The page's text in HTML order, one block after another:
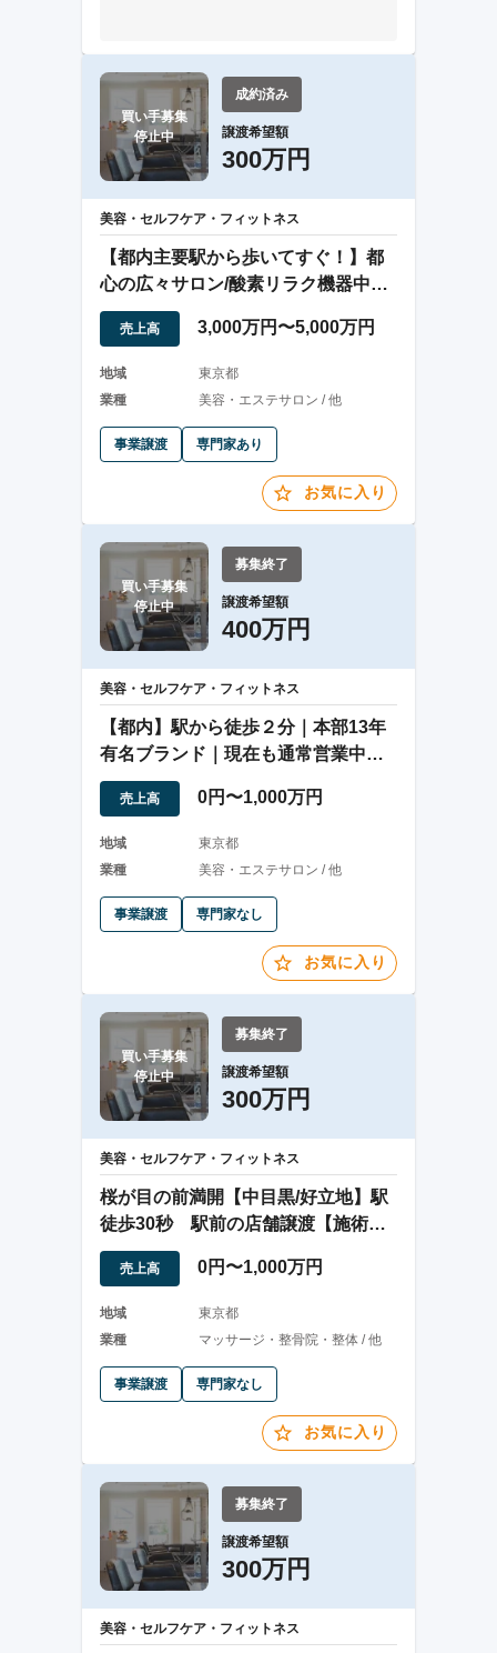
買い手募集
停止中
成約済み
譲渡希望額
300万円
美容・セルフケア・フィットネス
【都内主要駅から歩いてすぐ！】都
心の広々サロン/酸素リラク機器中心
の美容事業
売上高 3,000万円〜5,000万円
地域
東京都
業種
美容・エステサロン / 他
事業譲渡 専門家あり
お気に入り
買い手募集
停止中
募集終了
譲渡希望額
400万円
美容・セルフケア・フィットネス
【都内】駅から徒歩２分｜本部13年
有名ブランド｜現在も通常営業中サ
ロン
売上高 0円〜1,000万円
地域
東京都
業種
美容・エステサロン / 他
事業譲渡 専門家なし
お気に入り
買い手募集
停止中
募集終了
譲渡希望額
300万円
美容・セルフケア・フィットネス
桜が目の前満開【中目黒/好立地】駅
徒歩30秒 駅前の店舗譲渡【施術者
あり】
売上高 0円〜1,000万円
地域
東京都
業種
マッサージ・整骨院・整体 / 他
事業譲渡 専門家なし
お気に入り
募集終了
譲渡希望額
300万円
美容・セルフケア・フィットネス